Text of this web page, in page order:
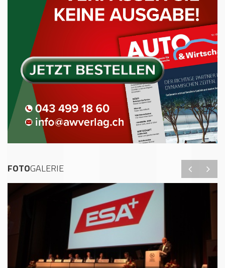
FOTOGALERIE